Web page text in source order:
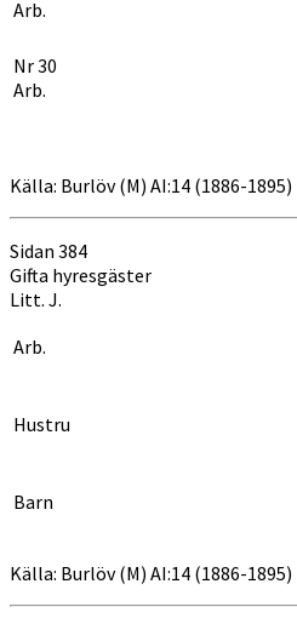
Arb.
Nr 30
Arb.
Källa: Burlöv (M) AI:14 (1886-1895)
Sidan 384
Gifta hyresgäster
Litt. J.
Arb.
Hustru
Barn
Källa: Burlöv (M) AI:14 (1886-1895)